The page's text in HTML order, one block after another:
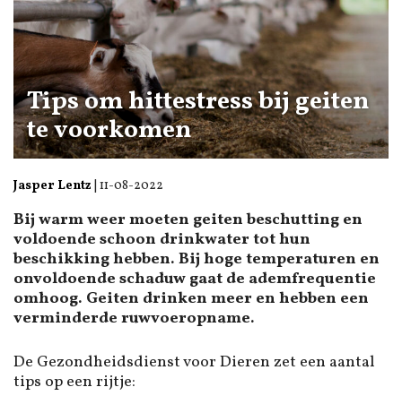
Tips om hittestress bij geiten
te voorkomen
Jasper Lentz 11-08-2022
Bij warm weer moeten geiten beschutting en
voldoende schoon drinkwater tot hun
beschikking hebben. Bij hoge temperaturen en
onvoldoende schaduw gaat de ademfrequentie
omhoog. Geiten drinken meer en hebben een
verminderde ruwvoeropname.
De Gezondheidsdienst voor Dieren zet een aantal
tips op een rijtje: